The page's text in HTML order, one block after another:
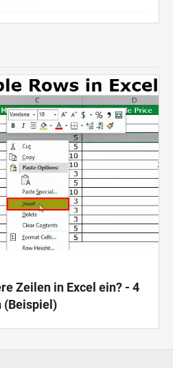
Zeilen in Excel ein? - 4
(Beispiel)